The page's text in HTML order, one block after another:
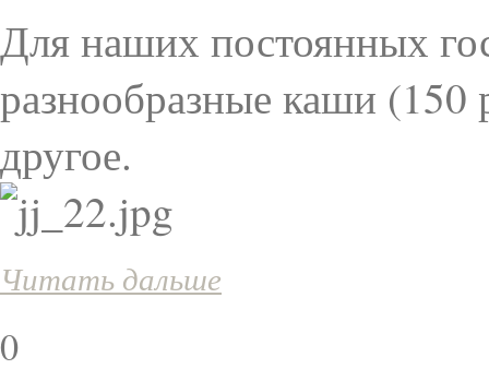
Для наших постоянных
разнообразные каши (150
другое.
Читать дальше
0